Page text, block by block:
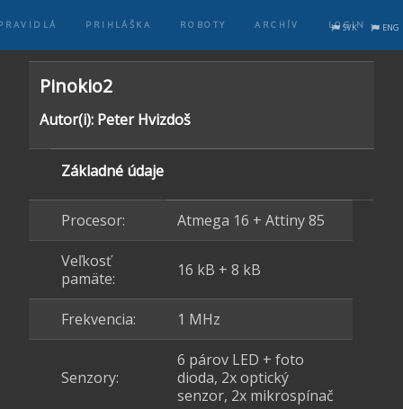
PRIHLÁŠKA ROBOTY ARCHÍV LOGIN
SVK ENG
Pinokio2
Autor(i): Peter Hvizdoš
Základné údaje
Procesor: Atmega 16 + Attiny 85
Veľkosť
pamäte:
16 kB + 8 kB
Frekvencia: 1 MHz
Senzory:
6 párov LED + foto
dioda, 2x optický
senzor, 2x mikrospínač